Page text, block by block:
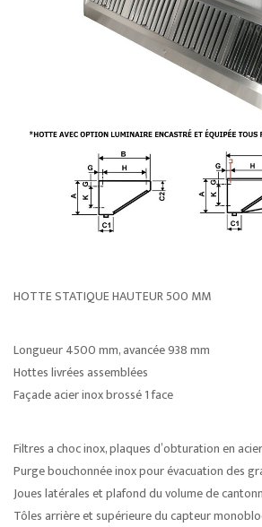
HOTTE STATIQUE HAUTEUR 500 MM
Longueur 4500 mm, avancée 938 mm
Hottes livrées assemblées
Façade acier inox brossé 1 face
Filtres a choc inox, plaques d’obturation en
Purge bouchonnée inox pour évacuation des
Joues latérales et plafond du volume de
Tôles arrière et supérieure du capteur